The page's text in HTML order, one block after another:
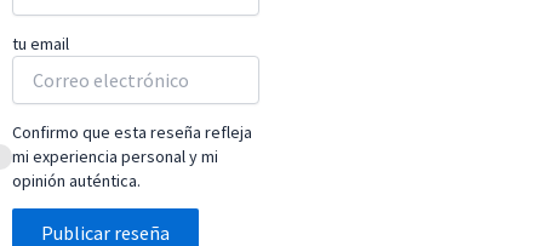
tu email
Confirmo que esta reseña refleja
mi experiencia personal y mi
opinión auténtica.
Publicar reseña